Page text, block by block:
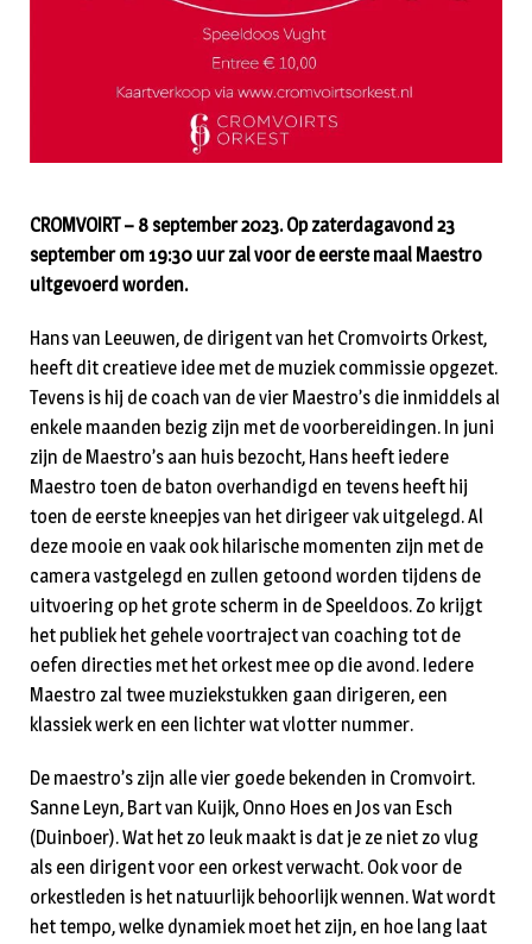
CROMVOIRT – 8 september 2023. Op zaterdagavond 23
september om 19:30 uur zal voor de eerste maal Maestro
uitgevoerd worden.
Hans van Leeuwen, de dirigent van het Cromvoirts Orkest,
heeft dit creatieve idee met de muziek commissie opgezet.
Tevens is hij de coach van de vier Maestro’s die inmiddels al
enkele maanden bezig zijn met de voorbereidingen. In juni
zijn de Maestro’s aan huis bezocht, Hans heeft iedere
Maestro toen de baton overhandigd en tevens heeft hij
toen de eerste kneepjes van het dirigeer vak uitgelegd. Al
deze mooie en vaak ook hilarische momenten zijn met de
camera vastgelegd en zullen getoond worden tijdens de
uitvoering op het grote scherm in de Speeldoos. Zo krijgt
het publiek het gehele voortraject van coaching tot de
oefen directies met het orkest mee op die avond. Iedere
Maestro zal twee muziekstukken gaan dirigeren, een
klassiek werk en een lichter wat vlotter nummer.
De maestro’s zijn alle vier goede bekenden in Cromvoirt.
Sanne Leyn, Bart van Kuijk, Onno Hoes en Jos van Esch
(Duinboer). Wat het zo leuk maakt is dat je ze niet zo vlug
als een dirigent voor een orkest verwacht. Ook voor de
orkestleden is het natuurlijk behoorlijk wennen. Wat wordt
het tempo, welke dynamiek moet het zijn, en hoe lang laat